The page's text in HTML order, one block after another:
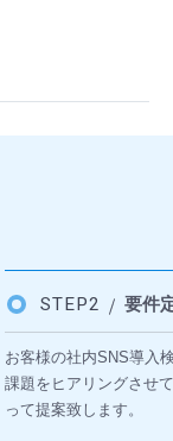
STEP2 要件
お客様の社内SNS導入
課題をヒアリングさせ
って提案致します。